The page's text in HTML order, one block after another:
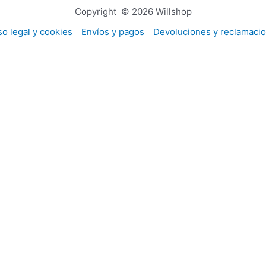
Copyright © 2026 Willshop
legal y cookies
Envíos y pagos Devoluciones y